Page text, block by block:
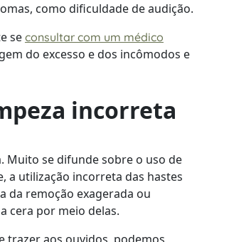
como dificuldade de audição.
se consultar com um médico
do excesso e dos incômodos e
incorreta
Muito se difunde sobre o uso de
a utilização incorreta das hastes
da remoção exagerada ou
cera por meio delas.